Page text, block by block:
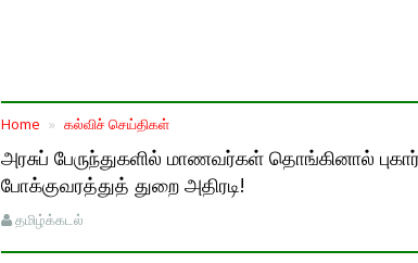
Home கல்விச் செய்திகள்
அரசுப் பேருந்துகளில் மாணவர்கள் தொங்கினால்
போக்குவரத்துத் துறை அதிரடி!
தமிழ்க்கடல்